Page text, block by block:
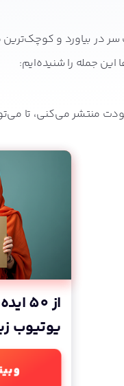
در بیاورد و کوچک‌ترین
جمله را شنیده‌ایم:
منتشر می‌کنی، تا
از
یوتیوب زیر 5